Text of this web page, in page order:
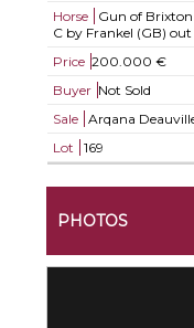
Horse
Gun of Brixton
C by Frankel (GB)
Price 200.000 €
Buyer Not Sold
Sale
Arqana
Lot
169
PHOTOS